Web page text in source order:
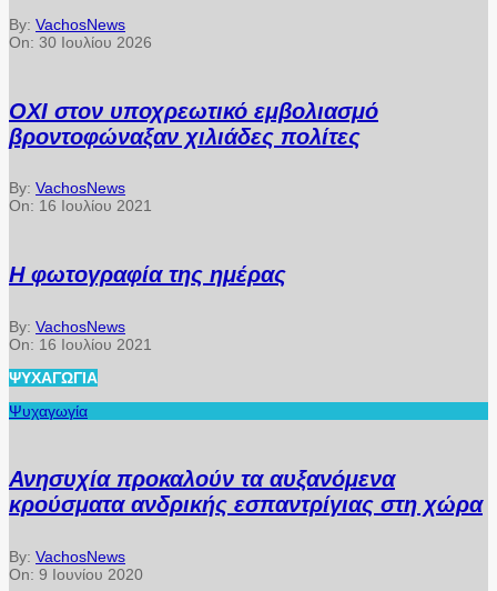
By: VachosNews
On: 30 Ιουλίου 2026
ΟΧΙ στον υποχρεωτικό εμβολιασμό
βροντοφώναξαν χιλιάδες πολίτες
By: VachosNews
On: 16 Ιουλίου 2021
Η φωτογραφία της ημέρας
By: VachosNews
On: 16 Ιουλίου 2021
ΨΥΧΑΓΩΓΊΑ
Ψυχαγωγία
Ανησυχία προκαλούν τα αυξανόμενα
κρούσματα ανδρικής εσπαντρίγιας στη χώρα
By: VachosNews
On: 9 Ιουνίου 2020